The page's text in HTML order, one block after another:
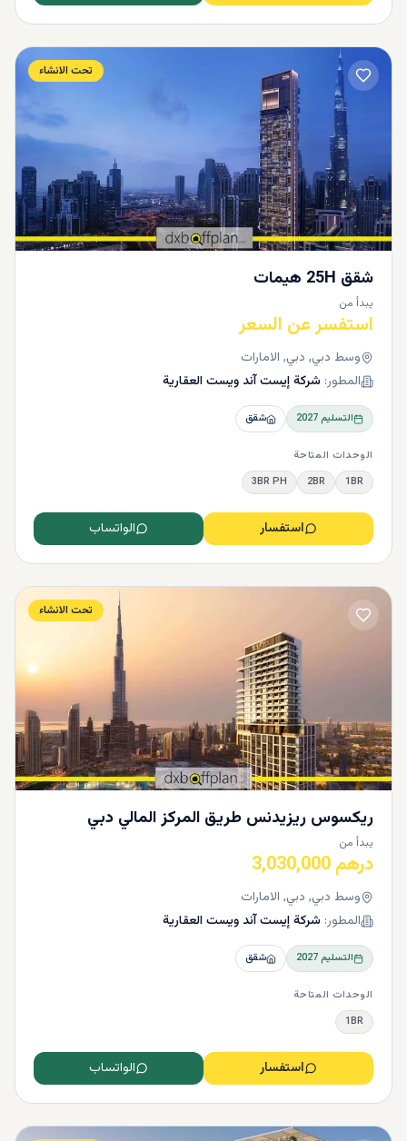
تحت الانشاء
شقق 25H هيمات
يبدأ من
استفسر عن السعر
وسط دبي, دبي, الامارات
المطور: شركة إيست آند ويست العقارية
التسليم2027 شقق
الوحدات المتاحة
1BR
2BR
3BR PH
استفسار الواتساب
تحت الانشاء
ريكسوس ريزيدنس طريق المركز المالي دبي
يبدأ من
درهم 3,030,000
وسط دبي, دبي, الامارات
المطور: شركة إيست آند ويست العقارية
التسليم2027 شقق
الوحدات المتاحة
1BR
استفسار الواتساب